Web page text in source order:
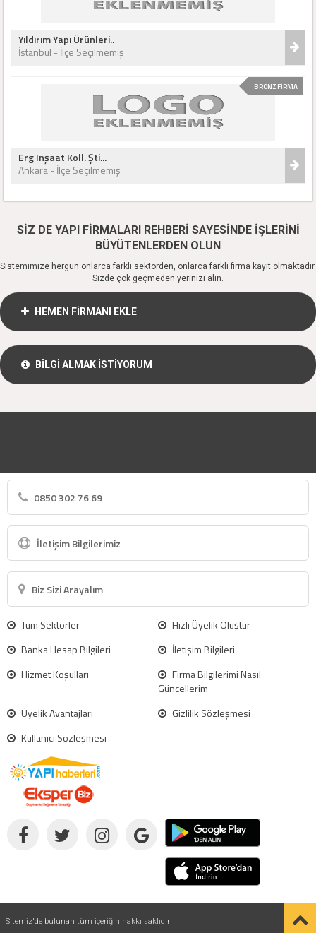
Yıldırım Yapı Ürünleri..
İstanbul - İlçe Seçilmemiş
BRONZ FİRMA
Erg Inşaat Koll. Şti...
Ankara - İlçe Seçilmemiş
SİZ DE YAPI FİRMALARI REHBERİ SAYESİNDE İŞLERİNİ
BÜYÜTENLERDEN OLUN
Sistemimize hergün onlarca farklı sektörden, onlarca farklı firma kayıt olmaktadır.
Sizde çok geçmeden yerinizi alın.
HEMEN FİRMANI EKLE
BİLGİ ALMAK İSTİYORUM
0850 302 76 69
İletişim Bilgilerimiz
Biz Sizi Arayalım
Tüm Sektörler
Hızlı Üyelik Oluştur
Banka Hesap Bilgileri
İletişim Bilgileri
Hizmet Koşulları
Firma Bilgilerimi Nasıl
Güncellerim
Üyelik Avantajları
Gizlilik Sözleşmesi
Kullanıcı Sözleşmesi
Sitemiz'de bulunan tüm içeriğin hakkı saklıdır